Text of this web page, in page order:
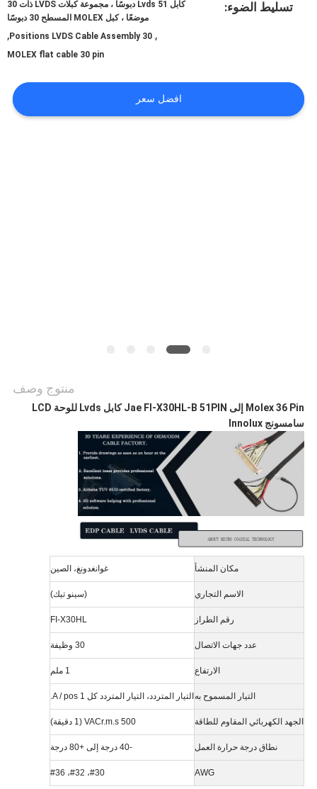
القضايا
تسليط الضوء:
كابل Lvds 51 دبوسًا ، مجموعة كبلات LVDS ذات 30
موضعًا ، كبل MOLEX المسطح 30 دبوسًا
,
30 Positions LVDS Cable Assembly
,
MOLEX flat cable 30 pin
افضل سعر
منتوج وصف
Molex 36 Pin إلى Jae FI-X30HL-B 51PIN كابل Lvds للوحة LCD
سامسونج Innolux
مكان المنشأ غوانغدونغ، الصين
الاسم التجاري (سينو تيك)
رقم الطراز FI-X30HL
عدد جهات الاتصال 30 وظيفة
الارتفاع 1 ملم
التيار المسموح به التيار المتردد، التيار المتردد كل 1 A / pos.
الجهد الكهربائي المقاوم للطاقة 500 VACr.m.s (1 دقيقة)
نطاق درجة حرارة العمل -40 درجة إلى +80 درجة
AWG #30، #32، #36